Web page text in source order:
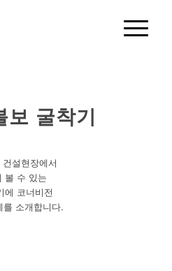
굴착기
설현장에서
볼 수 있는
에 코너비전
를 소개합니다.